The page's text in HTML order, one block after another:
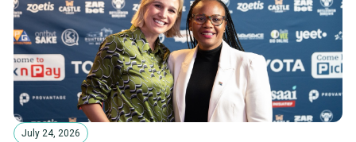
July 24, 2026